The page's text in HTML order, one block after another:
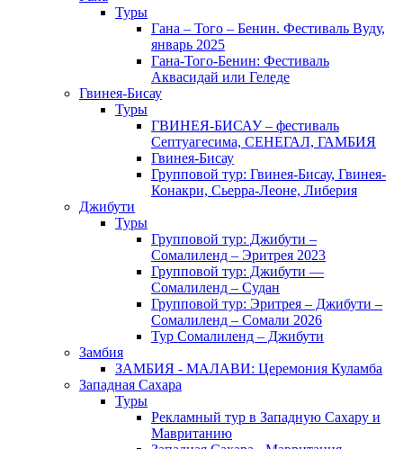
Туры
Гана – Того – Бенин. Фестиваль Вуду,
январь 2025
Гана-Того-Бенин: Фестиваль
Аквасидай или Геледе
Гвинея-Бисау
Туры
ГВИНЕЯ-БИСАУ – фестиваль
Септуагесима, СЕНЕГАЛ, ГАМБИЯ
Гвинея-Бисау
Групповой тур: Гвинея-Бисау, Гвинея-
Конакри, Сьерра-Леоне, Либерия
Джибути
Туры
Групповой тур: Джибути –
Cомалиленд – Эритрея 2023
Групповой тур: Джибути —
Сомалиленд – Судан
Групповой тур: Эритрея – Джибути –
Сомалиленд – Сомали 2026
Тур Cомалиленд – Джибути
Замбия
ЗАМБИЯ - МАЛАВИ: Церемония Куламба
Западная Сахара
Туры
Рекламный тур в Западную Сахару и
Мавританию